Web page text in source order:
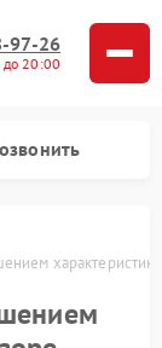
97-26
до 20:00
характеристик